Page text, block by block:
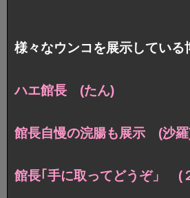
様々なウンコを展示している
ハエ館長 (たん)
館長自慢の浣腸も展示 (沙
館長｢手に取ってどうぞ」 (